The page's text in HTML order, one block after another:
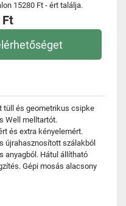
15280 Ft - ért találja.
Ft
tüll és geometrikus csipke
Well melltartót.
és extra kényelemért.
újrahasznosított szálakból
anyagból. Hátul állítható
Gépi mosás alacsony